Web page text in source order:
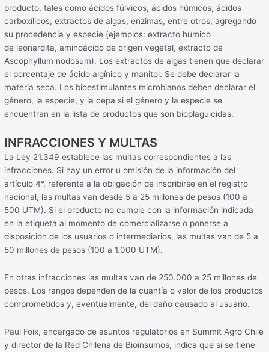
producto, tales como ácidos fúlvicos, ácidos húmicos, ácidos
carboxílicos, extractos de algas, enzimas, entre otros, agregando
su procedencia y especie (ejemplos: extracto húmico
de leonardita, aminoácido de origen vegetal, extracto de
Ascophyllum nodosum). Los extractos de algas tienen que declarar
el porcentaje de ácido algínico y manitol. Se debe declarar la
materia seca. Los bioestimulantes microbianos deben declarar el
género, la especie, y la cepa si el género y la especie se
encuentran en la lista de productos que son bioplaguicidas.
INFRACCIONES Y MULTAS
La Ley 21.349 establece las multas correspondientes a las
infracciones. Si hay un error u omisión de la información del
artículo 4°, referente a la obligación de inscribirse en el registro
nacional, las multas van desde 5 a 25 millones de pesos (100 a
500 UTM). Si el producto no cumple con la información indicada
en la etiqueta al momento de comercializarse o ponerse a
disposición de los usuarios o intermediarios, las multas van de 5 a
50 millones de pesos (100 a 1.000 UTM).
En otras infracciones las multas van de 250.000 a 25 millones de
pesos. Los rangos dependen de la cuantía o valor de los productos
comprometidos y, eventualmente, del daño causado al usuario.
Paul Foix, encargado de asuntos regulatorios en Summit Agro Chile
y director de la Red Chilena de Bioinsumos, indica que si se tiene